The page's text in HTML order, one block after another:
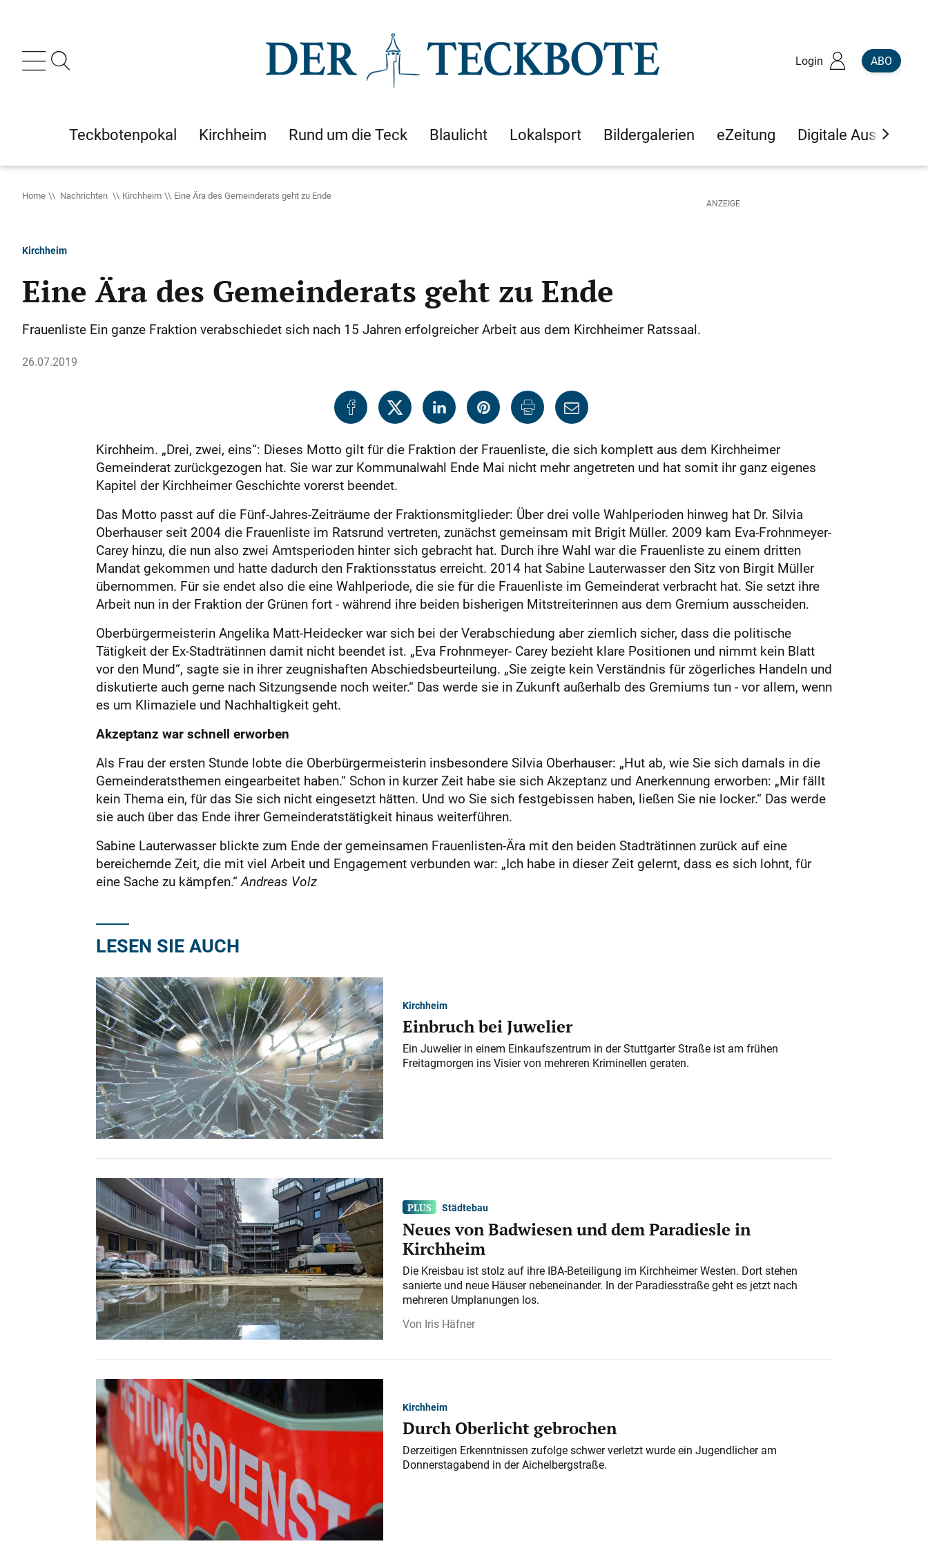
Login ABO
Teckbotenpokal Kirchheim Rund um die Teck Blaulicht Lokalsport Bildergalerien eZeitung Digitale Ausgaben
Home Nachrichten Kirchheim Eine Ära des Gemeinderats geht zu Ende
Kirchheim
Eine Ära des Gemeinderats geht zu Ende
Frauenliste Ein ganze Fraktion verabschiedet sich nach 15 Jahren erfolgreicher Arbeit aus dem Kirchheimer Ratssaal.
26.07.2019
Kirchheim. „Drei, zwei, eins“: Dieses Motto gilt für die Fraktion der Frauenliste, die sich komplett aus dem Kirchheimer
Gemeinderat zurückgezogen hat. Sie war zur Kommunalwahl Ende Mai nicht mehr angetreten und hat somit ihr ganz eigenes
Kapitel der Kirchheimer Geschichte vorerst beendet.
Das Motto passt auf die Fünf-Jahres-Zeiträume der Fraktionsmitglieder: Über drei volle Wahlperioden hinweg hat Dr. Silvia
Oberhauser seit 2004 die Frauenliste im Ratsrund vertreten, zunächst gemeinsam mit Brigit Müller. 2009 kam Eva-Frohnmeyer-
Carey hinzu, die nun also zwei Amtsperioden hinter sich gebracht hat. Durch ihre Wahl war die Frauenliste zu einem dritten
Mandat gekommen und hatte dadurch den Fraktionsstatus erreicht. 2014 hat Sabine Lauterwasser den Sitz von Birgit Müller
übernommen. Für sie endet also die eine Wahlperiode, die sie für die Frauenliste im Gemeinderat verbracht hat. Sie setzt ihre
Arbeit nun in der Fraktion der Grünen fort - während ihre beiden bisherigen Mitstreiterinnen aus dem Gremium ausscheiden.
Oberbürgermeisterin Angelika Matt-Heidecker war sich bei der Verabschiedung aber ziemlich sicher, dass die politische
Tätigkeit der Ex-Stadträtinnen damit nicht beendet ist. „Eva Frohnmeyer- Carey bezieht klare Positionen und nimmt kein Blatt
vor den Mund“, sagte sie in ihrer zeugnishaften Abschiedsbeurteilung. „Sie zeigte kein Verständnis für zögerliches Handeln und
diskutierte auch gerne nach Sitzungsende noch weiter.“ Das werde sie in Zukunft außerhalb des Gremiums tun - vor allem, wenn
es um Klimaziele und Nachhaltigkeit geht.
Akzeptanz war schnell erworben
Als Frau der ersten Stunde lobte die Oberbürgermeisterin insbesondere Silvia Oberhauser: „Hut ab, wie Sie sich damals in die
Gemeinderatsthemen eingearbeitet haben.“ Schon in kurzer Zeit habe sie sich Akzeptanz und Anerkennung erworben: „Mir fällt
kein Thema ein, für das Sie sich nicht eingesetzt hätten. Und wo Sie sich festgebissen haben, ließen Sie nie locker.“ Das werde
sie auch über das Ende ihrer Gemeinderatstätigkeit hinaus weiterführen.
Sabine Lauterwasser blickte zum Ende der gemeinsamen Frauenlisten-Ära mit den beiden Stadträtinnen zurück auf eine
bereichernde Zeit, die mit viel Arbeit und Engagement verbunden war: „Ich habe in dieser Zeit gelernt, dass es sich lohnt, für
eine Sache zu kämpfen.“Andreas Volz
LESEN SIE AUCH
Kirchheim
Einbruch bei Juwelier
Ein Juwelier in einem Einkaufszentrum in der Stuttgarter Straße ist am frühen
Freitagmorgen ins Visier von mehreren Kriminellen geraten.
Städtebau
Neues von Badwiesen und dem Paradiesle in
Kirchheim
Die Kreisbau ist stolz auf ihre IBA-Beteiligung im Kirchheimer Westen. Dort stehen
sanierte und neue Häuser nebeneinander. In der Paradiesstraße geht es jetzt nach
mehreren Umplanungen los.
Iris Häfner
Kirchheim
Durch Oberlicht gebrochen
Derzeitigen Erkenntnissen zufolge schwer verletzt wurde ein Jugendlicher am
Donnerstagabend in der Aichelbergstraße.